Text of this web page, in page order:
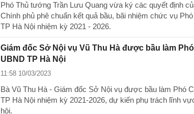
Phó Thủ tướng Trần Lưu Quang vừa ký các quyết định
Chính phủ phê chuẩn kết quả bầu, bãi nhiệm chức vụ
TP Hà Nội nhiệm kỳ 2021 - 2026.
Giám đốc Sở Nội vụ Vũ Thu Hà được bầu làm
UBND TP Hà Nội
11:58 10/03/2023
Bà Vũ Thu Hà - Giám đốc Sở Nội vụ được bầu làm Phó
TP Hà Nội nhiệm kỳ 2021-2026, dự kiến phụ trách lĩnh
hội.